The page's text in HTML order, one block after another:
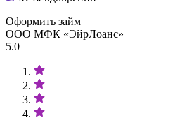
Оформить займ
ООО МФК «ЭйрЛоанс»
5.0